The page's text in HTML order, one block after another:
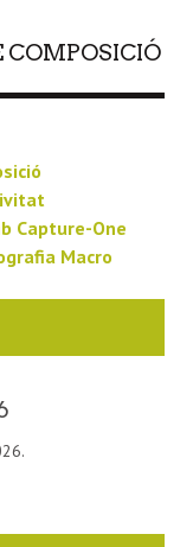
COMPOSICIÓ
Capture-One
Macro